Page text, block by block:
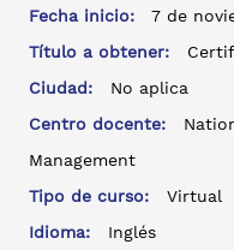
Fecha inicio:
7 de
Título a obtener:
Ciudad:
No aplica
Centro docente:
Management
Tipo de curso:
Virtual
Idioma:
Inglés